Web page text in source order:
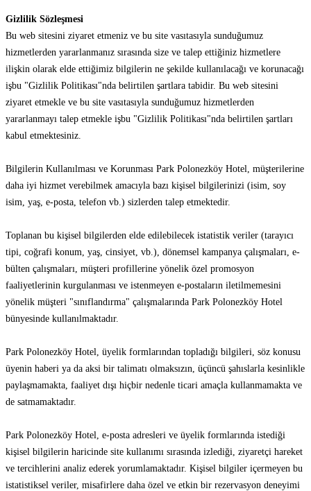
Gizlilik Sözleşmesi
Bu web sitesini ziyaret etmeniz ve bu site vasıtasıyla sunduğumuz
hizmetlerden yararlanmanız sırasında size ve talep ettiğiniz hizmetlere
ilişkin olarak elde ettiğimiz bilgilerin ne şekilde kullanılacağı ve korunacağı
işbu "Gizlilik Politikası"nda belirtilen şartlara tabidir. Bu web sitesini
ziyaret etmekle ve bu site vasıtasıyla sunduğumuz hizmetlerden
yararlanmayı talep etmekle işbu "Gizlilik Politikası"nda belirtilen şartları
kabul etmektesiniz.
Bilgilerin Kullanılması ve Korunması Park Polonezköy Hotel, müşterilerine
daha iyi hizmet verebilmek amacıyla bazı kişisel bilgilerinizi (isim, soy
isim, yaş, e-posta, telefon vb.) sizlerden talep etmektedir.
Toplanan bu kişisel bilgilerden elde edilebilecek istatistik veriler (tarayıcı
tipi, coğrafi konum, yaş, cinsiyet, vb.), dönemsel kampanya çalışmaları, e-
bülten çalışmaları, müşteri profillerine yönelik özel promosyon
faaliyetlerinin kurgulanması ve istenmeyen e-postaların iletilmemesini
yönelik müşteri "sınıflandırma" çalışmalarında Park Polonezköy Hotel
bünyesinde kullanılmaktadır.
Park Polonezköy Hotel, üyelik formlarından topladığı bilgileri, söz konusu
üyenin haberi ya da aksi bir talimatı olmaksızın, üçüncü şahıslarla kesinlikle
paylaşmamakta, faaliyet dışı hiçbir nedenle ticari amaçla kullanmamakta ve
de satmamaktadır.
Park Polonezköy Hotel, e-posta adresleri ve üyelik formlarında istediği
kişisel bilgilerin haricinde site kullanımı sırasında izlediği, ziyaretçi hareket
ve tercihlerini analiz ederek yorumlamaktadır. Kişisel bilgiler içermeyen bu
istatistiksel veriler, misafirlere daha özel ve etkin bir rezervasyon deneyimi